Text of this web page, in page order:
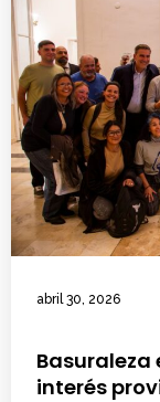
abril 30, 2026
Basuraleza
interés